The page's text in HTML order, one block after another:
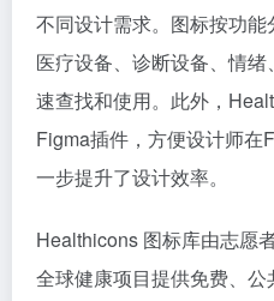
不同设计需求。图标按功能
医疗设备、诊断设备、情
速查找和使用。此外，
Figma插件，方便设计师在
一步提升了设计效率。
Healthicons 图标库由志愿
全球健康项目提供免费、